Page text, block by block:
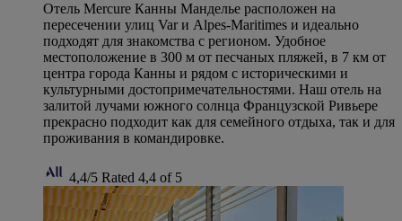
Отель Mercure Канны Манделье расположен на
пересечении улиц Var и Alpes-Maritimes и идеально
подходят для знакомства с регионом. Удобное
местоположение в 300 м от песчаных пляжей, в 7 км от
центра города Канны и рядом с историческими и
культурными достопримечательностями. Наш отель на
залитой лучами южного солнца Французской Ривьере
прекрасно подходит как для семейного отдыха, так и для
проживания в командировке.
4,4/5 Rated 4,4 of 5